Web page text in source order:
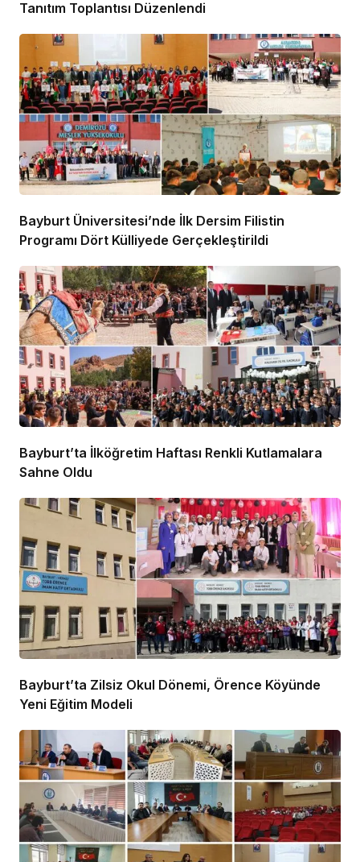
Tanıtım Toplantısı Düzenlendi
Bayburt Üniversitesi’nde İlk Dersim Filistin
Programı Dört Külliyede Gerçekleştirildi
Bayburt’ta İlköğretim Haftası Renkli Kutlamalara
Sahne Oldu
Bayburt’ta Zilsiz Okul Dönemi, Örence Köyünde
Yeni Eğitim Modeli